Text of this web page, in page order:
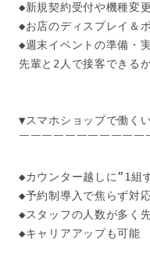
◆新規契約受付や機種変
◆お店のディスプレイ＆
◆週末イベントの準備・
先輩と2人で接客できる
▼スマホショップで働く
￣￣￣￣￣￣￣￣￣￣￣
◆カウンター越しに”1組
◆予約制導入で焦らず対
◆スタッフの人数が多く
◆キャリアアップも可能